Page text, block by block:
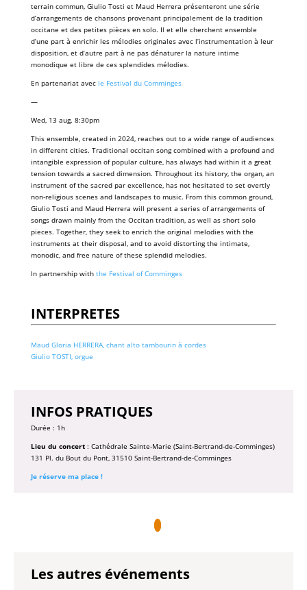
terrain commun, Giulio Tosti et Maud Herrera présenteront une série
d’arrangements de chansons provenant principalement de la tradition
occitane et des petites pièces en solo. Il et elle cherchent ensemble
d’une part à enrichir les mélodies originales avec l’instrumentation à leur
disposition, et d’autre part à ne pas dénaturer la nature intime
monodique et libre de ces splendides mélodies.
En partenariat avec le Festival du Comminges
—
Wed, 13 aug. 8:30pm
This ensemble, created in 2024, reaches out to a wide range of audiences
in different cities. Traditional occitan song combined with a profound and
intangible expression of popular culture, has always had within it a great
tension towards a sacred dimension. Throughout its history, the organ, an
instrument of the sacred par excellence, has not hesitated to set overtly
non-religious scenes and landscapes to music. From this common ground,
Giulio Tosti and Maud Herrera will present a series of arrangements of
songs drawn mainly from the Occitan tradition, as well as short solo
pieces. Together, they seek to enrich the original melodies with the
instruments at their disposal, and to avoid distorting the intimate,
monodic, and free nature of these splendid melodies.
In partnership with the Festival of Comminges
INTERPRETES
Maud Gloria HERRERA, chant alto tambourin à cordes
Giulio TOSTI, orgue
INFOS PRATIQUES
Durée : 1h
Lieu du concert: Cathédrale Sainte-Marie (Saint-Bertrand-de-Comminges)
131 Pl. du Bout du Pont, 31510 Saint-Bertrand-de-Comminges
Je réserve ma place !
Les autres événements